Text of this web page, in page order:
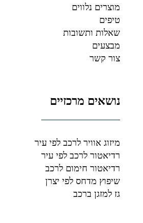
מוצרים נלווים
טיפים
שאלות ותשובות
מבצעים
צור קשר
נושאים מרכזיים
מיזוג אוויר לרכב לפי עיר
רדיאטור לרכב לפי עיר
רדיאטור חימום לרכב
שיפוץ מדחס לפי יצרן
גז למזגן ברכב